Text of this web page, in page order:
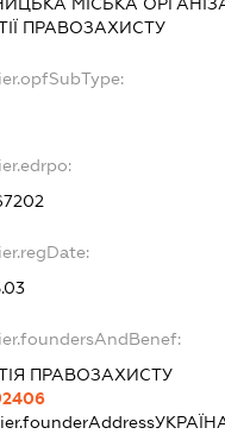
МІСЬКА
ПРАВОЗАХИСТУ
ПРАВОЗАХИСТУ